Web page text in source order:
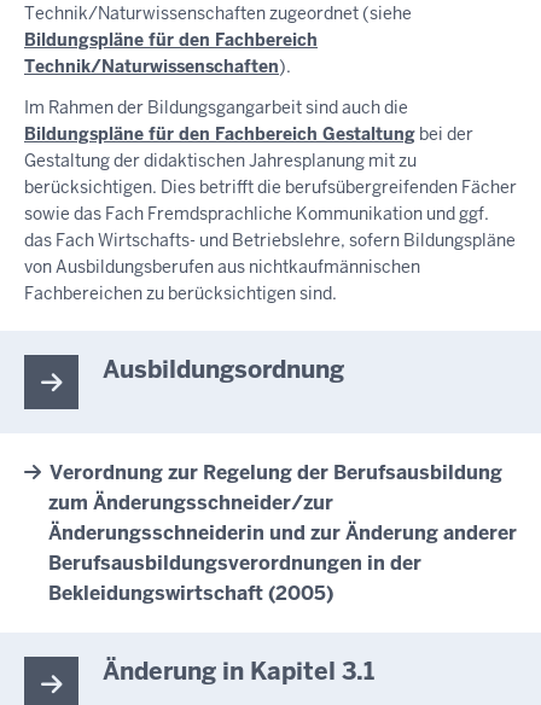
Technik/Naturwissenschaften zugeordnet (siehe
Bildungspläne für den Fachbereich
Technik/Naturwissenschaften).
Im Rahmen der Bildungsgangarbeit sind auch die
Bildungspläne für den Fachbereich Gestaltung bei der
Gestaltung der didaktischen Jahresplanung mit zu
berücksichtigen. Dies betrifft die berufsübergreifenden Fächer
sowie das Fach Fremdsprachliche Kommunikation und ggf.
das Fach Wirtschafts- und Betriebslehre, sofern Bildungspläne
von Ausbildungsberufen aus nichtkaufmännischen
Fachbereichen zu berücksichtigen sind.
Ausbildungsordnung
Verordnung zur Regelung der Berufsausbildung
zum Änderungsschneider/zur
Änderungsschneiderin und zur Änderung anderer
Berufsausbildungsverordnungen in der
Bekleidungswirtschaft (2005)
Änderung in Kapitel 3.1